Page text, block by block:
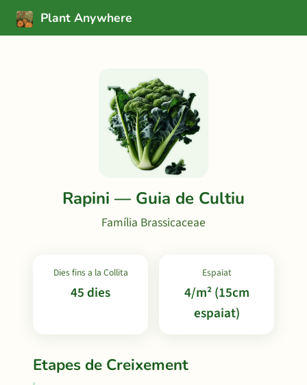
Plant Anywhere
Rapini — Guia de Cultiu
Família Brassicaceae
Dies fins a la Collita
45 dies
Espaiat
4/m² (15cm
espaiat)
Etapes de Creixement